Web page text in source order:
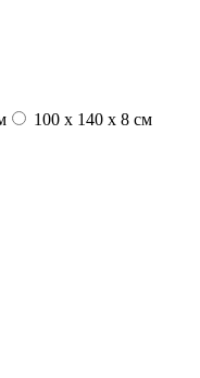
100 x 140 x 8 см